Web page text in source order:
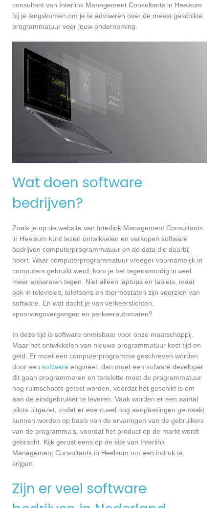
consultant van Interlink Management Consultants in Heelsum
bij je langskomen om je te adviseren over de meest geschikte
programmatuur voor jouw onderneming.
Wat doen software
bedrijven?
Zoals je op de website van Interlink Management Consultants
in Heelsum kunt lezen ontwikkelen en verkopen software
bedrijven computerprogrammatuur en de data die daarbij
hoort. Waar computerprogrammatuur vroeger voornamelijk in
computers gebruikt werd, kom je het tegenwoordig in veel
meer apparaten tegen. Niet alleen laptops en tablets, maar
ook in televisies, telefoons en thermostaten zijn voorzien van
software. En wat dacht je van verkeerslichten,
spoorwegovergangen en parkeerautomaten?
In deze tijd is software onmisbaar voor onze maatschappij.
Maar het ontwikkelen van nieuwe programmatuur kost tijd en
geld. Er moet een computerprogramma geschreven worden
door een software engineer, dan moet een sofware developer
dit gaan programmeren en tenslotte moet de programmatuur
nog ruimschoots getest worden, voordat het geschikt is om
aan de eindgebruiker te leveren. Vaak worden er een aantal
pilots uitgezet, zodat er eventueel nog aanpassingen gemaakt
kunnen worden op basis van de ervaringen van de gebruikers
van de programma’s, voordat het product op de markt wordt
gebracht. Kijk gerust eens op de site van Interlink
Management Consultants in Heelsum om een indruk te
krijgen.
Zijn er veel software